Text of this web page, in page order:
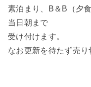
素泊まり、B＆B（夕
当日朝まで
受け付けます。
なお更新を待たず売り